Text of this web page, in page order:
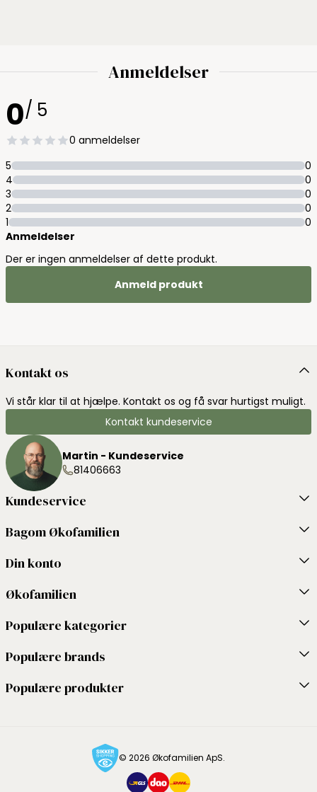
Anmeldelser
0/ 5
0 anmeldelser
5
0
4
0
3
0
2
0
1
0
Anmeldelser
Der er ingen anmeldelser af dette produkt.
Anmeld produkt
Kontakt os
Vi står klar til at hjælpe. Kontakt os og få svar hurtigst muligt.
Kontakt kundeservice
Martin - Kundeservice
81406663
Kundeservice
Bagom Økofamilien
Din konto
Økofamilien
Populære kategorier
Populære brands
Populære produkter
© 2026 Økofamilien ApS.